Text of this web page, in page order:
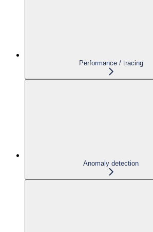
Performance / tracing
Anomaly detection